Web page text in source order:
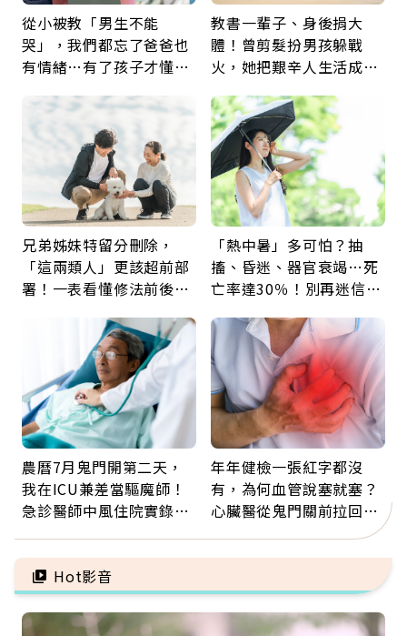
從小被教「男生不能
哭」，我們都忘了爸爸也
有情緒…有了孩子才懂：
久違的關心
教書一輩子、身後捐大
體！曾剪髮扮男孩躲戰
火，她把艱辛人生活成風
福
兄弟姊妹特留分刪除，
「這兩類人」更該超前部
署！一表看懂修法前後差
「熱中暑」多可怕？抽
搐、昏迷、器官衰竭…死
亡率達30％！別再迷信
5招才能真救命
農曆7月鬼門開第二天，
我在ICU兼差當驅魔師！
急診醫師中風住院實錄：
年年健檢一張紅字都沒
有，為何血管說塞就塞？
心臟醫從鬼門關前拉回病
人：會不會心梗要看對數
字
Hot影音